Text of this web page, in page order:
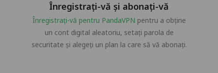
Înregistrați-vă și abonați-vă
Înregistrați-vă pentru PandaVPN pentru a obține
un cont digital aleatoriu, setați parola de
securitate și alegeți un plan la care să vă abonați.